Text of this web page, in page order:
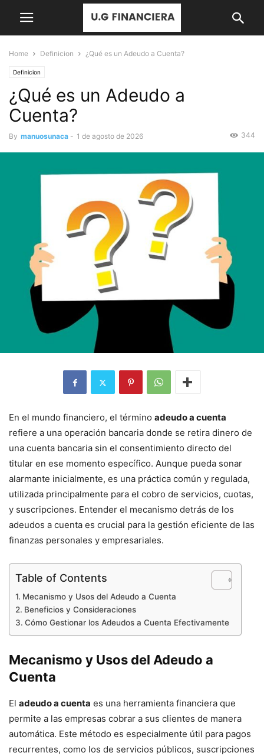
Home Definicion ¿Qué es un Adeudo a Cuenta?
Definicion
¿Qué es un Adeudo a
Cuenta?
By manuosunaca - 1 de agosto de 2026 344
En el mundo financiero, el término adeudo a cuenta
refiere a una operación bancaria donde se retira dinero de
una cuenta bancaria sin el consentimiento directo del
titular en ese momento específico. Aunque pueda sonar
alarmante inicialmente, es una práctica común y regulada,
utilizada principalmente para el cobro de servicios, cuotas,
y suscripciones. Entender el mecanismo detrás de los
adeudos a cuenta es crucial para la gestión eficiente de las
finanzas personales y empresariales.
Table of Contents
Mecanismo y Usos del Adeudo a Cuenta
Beneficios y Consideraciones
Cómo Gestionar los Adeudos a Cuenta Efectivamente
Mecanismo y Usos del Adeudo a
Cuenta
El adeudo a cuenta es una herramienta financiera que
permite a las empresas cobrar a sus clientes de manera
automática. Este método es especialmente útil para pagos
recurrentes, como los de servicios públicos, suscripciones